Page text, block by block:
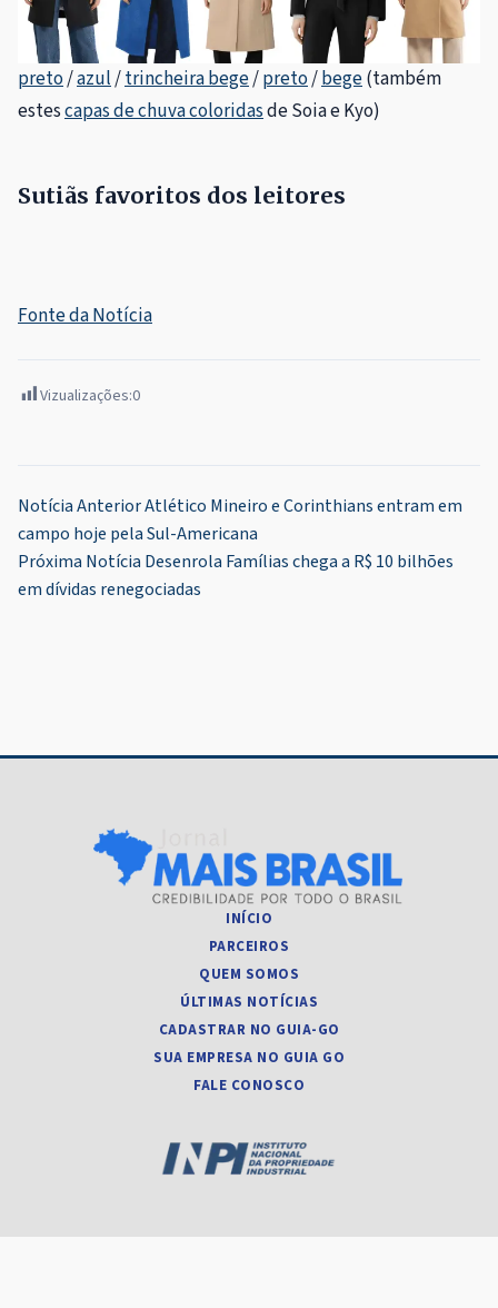
preto/azul/trincheira bege/preto/bege(também
estescapas de chuva coloridasde Soia e Kyo)
Sutiãs favoritos dos leitores
Fonte da Notícia
Vizualizações:0
Navegação
de
Post
Notícia AnteriorAtlético Mineiro e Corinthians entram em
campo hoje pela Sul-Americana
Próxima Notícia Desenrola Famílias chega a R$ 10 bilhões
em dívidas renegociadas
INÍCIO
PARCEIROS
QUEM SOMOS
ÚLTIMAS NOTÍCIAS
CADASTRAR NO GUIA-GO
SUA EMPRESA NO GUIA GO
FALE CONOSCO